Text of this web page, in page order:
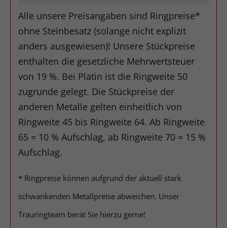
Alle unsere Preisangaben sind Ringpreise*
ohne Steinbesatz (solange nicht explizit
anders ausgewiesen)! Unsere Stückpreise
enthalten die gesetzliche Mehrwertsteuer
von 19 %. Bei Platin ist die Ringweite 50
zugrunde gelegt. Die Stückpreise der
anderen Metalle gelten einheitlich von
Ringweite 45 bis Ringweite 64. Ab Ringweite
65 = 10 % Aufschlag, ab Ringweite 70 = 15 %
Aufschlag.
* Ringpreise können aufgrund der aktuell stark
schwankenden Metallpreise abweichen. Unser
Trauringteam berät Sie hierzu gerne!